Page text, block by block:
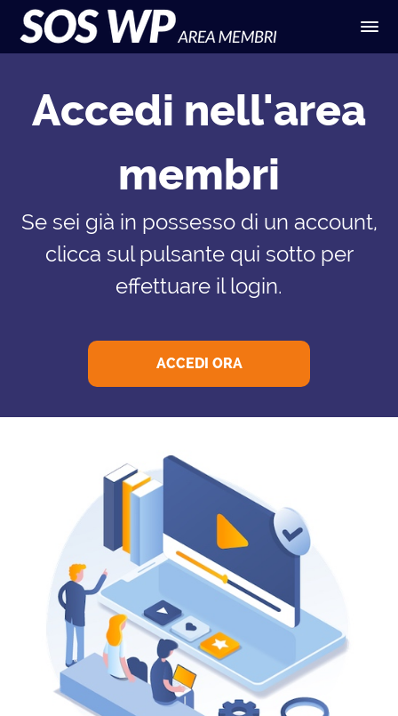
Accedi nell'area
membri
Se sei già in possesso di un account,
clicca sul pulsante qui sotto per
effettuare il login.
ACCEDI ORA